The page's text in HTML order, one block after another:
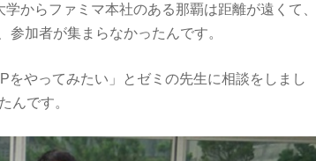
からファミマ本社のある那覇は距離が遠くて、
加者が集まらなかったんです。
やってみたい」とゼミの先生に相談をしまし
んです。